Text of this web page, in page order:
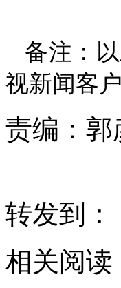
备注：
视新闻客户
责编： 郭
转发到：
相关阅读